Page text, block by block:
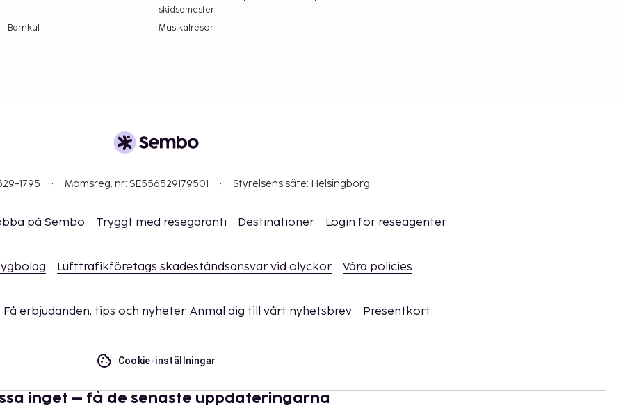
skidsemester
Barnkul Musikalresor
1795 Momsreg. nr: SE556529179501 Styrelsens säte: Helsingborg
på Sembo Tryggt med resegaranti Destinationer Login för reseagenter
Lufttrafikföretags skadeståndsansvar vid olyckor Våra policies
Få erbjudanden, tips och nyheter. Anmäl dig till vårt nyhetsbrev Presentkort
Cookie-inställningar
inget – få de senaste uppdateringarna